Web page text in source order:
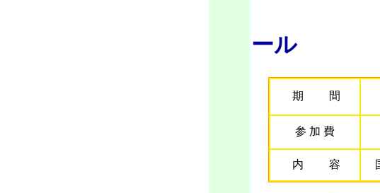
中学
ール
期 間
参 加 費
内 容